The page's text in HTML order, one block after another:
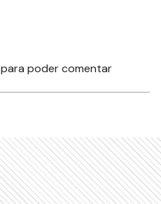
para poder comentar